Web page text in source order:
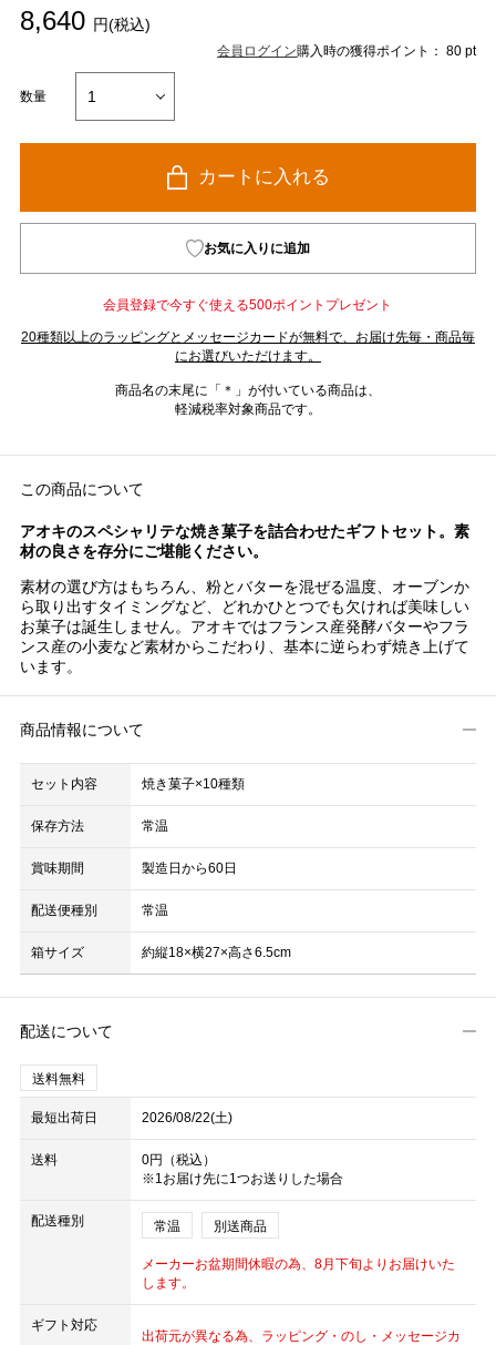
8,640 円(税込)
会員ログイン購入時の獲得ポイント： 80 pt
数量
カートに入れる
お気に入りに追加
会員登録で今すぐ使える500ポイントプレゼント
20種類以上のラッピングとメッセージカードが無料で、お届け先毎・商品毎
にお選びいただけます。
商品名の末尾に「＊」が付いている商品は、
軽減税率対象商品です。
この商品について
アオキのスペシャリテな焼き菓子を詰合わせたギフトセット。素
材の良さを存分にご堪能ください。
素材の選び方はもちろん、粉とバターを混ぜる温度、オーブンか
ら取り出すタイミングなど、どれかひとつでも欠ければ美味しい
お菓子は誕生しません。アオキではフランス産発酵バターやフラ
ンス産の小麦など素材からこだわり、基本に逆らわず焼き上げて
います。
商品情報について
セット内容 焼き菓子×10種類
保存方法 常温
賞味期間 製造日から60日
配送便種別 常温
箱サイズ 約縦18×横27×高さ6.5cm
配送について
送料無料
最短出荷日 2026/08/22(土)
送料
0円（税込）
※1お届け先に1つお送りした場合
配送種別 常温 別送商品
メーカーお盆期間休暇の為、8月下旬よりお届けいた
します。
ギフト対応
出荷元が異なる為、ラッピング・のし・メッセージカ